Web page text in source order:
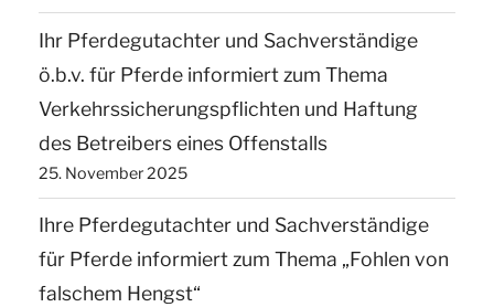
Ihr Pferdegutachter und Sachverständige
ö.b.v. für Pferde informiert zum Thema
Verkehrssicherungspflichten und Haftung
des Betreibers eines Offenstalls
25. November 2025
Ihre Pferdegutachter und Sachverständige
für Pferde informiert zum Thema „Fohlen von
falschem Hengst“